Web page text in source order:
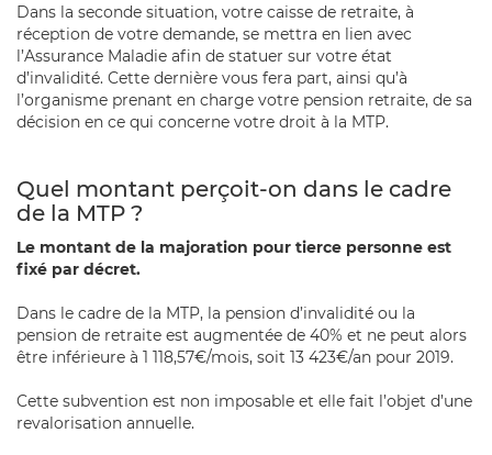
Dans la seconde situation, votre caisse de retraite, à
réception de votre demande, se mettra en lien avec
l’Assurance Maladie afin de statuer sur votre état
d’invalidité. Cette dernière vous fera part, ainsi qu’à
l’organisme prenant en charge votre pension retraite, de sa
décision en ce qui concerne votre droit à la MTP.
Quel montant perçoit-on dans le cadre
de la MTP ?
Le montant de la majoration pour tierce personne est
fixé par décret.
Dans le cadre de la MTP, la pension d’invalidité ou la
pension de retraite est augmentée de 40% et ne peut alors
être inférieure à 1 118,57€/mois, soit 13 423€/an pour 2019.
Cette subvention est non imposable et elle fait l’objet d’une
revalorisation annuelle.